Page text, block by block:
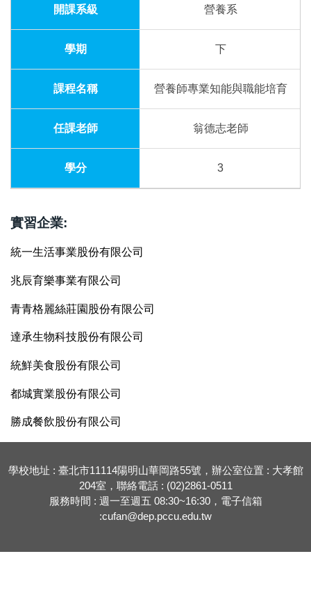
營養系
下
營養師專業知能與職能培育
翁德志老師
3
實習企業:
統一生活事業股份有限公司
兆辰育樂事業有限公司
青青格麗絲莊園股份有限公司
達承生物科技股份有限公司
統鮮美食股份有限公司
都城實業股份有限公司
勝成餐飲股份有限公司
學校地址 : 臺北市11114陽明山華岡路55號，辦公室位置 : 大孝館
204室，聯絡電話 : (02)2861-0511
服務時間 : 週一至週五 08:30~16:30，電子信箱
:cufan@dep.pccu.edu.tw